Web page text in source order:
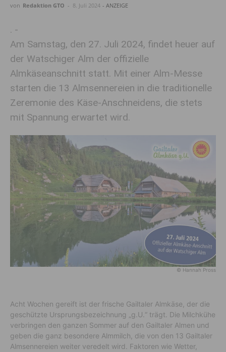
von Redaktion GTO - 8. Juli 2024 - ANZEIGE
. -
Am Samstag, den 27. Juli 2024, findet heuer auf
der Watschiger Alm der offizielle
Almkäseanschnitt statt. Mit einer Alm-Messe
starten die 13 Almsennereien in die traditionelle
Zeremonie des Käse-Anschneidens, die stets
mit Spannung erwartet wird.
© Hannah Pross
Acht Wochen gereift ist der frische Gailtaler Almkäse, der die
geschützte Ursprungsbezeichnung „g.U.“ trägt. Die Milchkühe
verbringen den ganzen Sommer auf den Gailtaler Almen und
geben die ganz besondere Almmilch, die von den 13 Gailtaler
Almsennereien weiter veredelt wird. Faktoren wie Wetter,